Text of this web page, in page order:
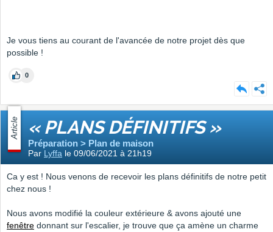
Je vous tiens au courant de l'avancée de notre projet dès que
possible !
0
Article « PLANS DÉFINITIFS »
Préparation > Plan de maison
Par Lyffa le 09/06/2021 à 21h19
Ca y est ! Nous venons de recevoir les plans définitifs de notre petit
chez nous !
Nous avons modifié la couleur extérieure & avons ajouté une
fenêtre donnant sur l'escalier, je trouve que ça amène un charme